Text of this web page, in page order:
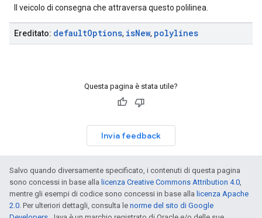
Il veicolo di consegna che attraversa questo polilinea.
Ereditato: defaultOptions, isNew, polylines
Questa pagina è stata utile?
Invia feedback
Salvo quando diversamente specificato, i contenuti di questa pagina
sono concessi in base alla licenza Creative Commons Attribution 4.0,
mentre gli esempi di codice sono concessi in base alla licenza Apache
2.0. Per ulteriori dettagli, consulta le norme del sito di Google